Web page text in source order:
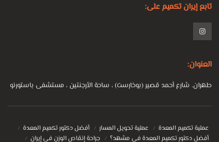
تابع إيران تكميم على:
العنوان:
طهران. شارع أحمد قصير (بوخارست) ، ساحة الأرجنتين ، مستشفى باستورنو
عملية تكميم المعدة عملية تحويل المسار
أفضل دكتور تكميم المعدة
أفضل دكتور تكميم المعدة في مشهد؟
جراحة إنقاص الوزن في إيران